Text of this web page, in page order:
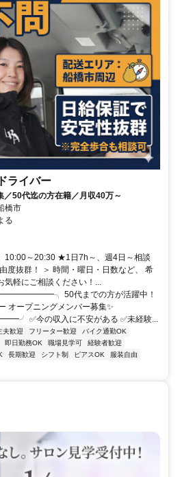
ライバー
50代迄の方在籍／月収40万～
橋市
る
10:00～20:30 ★1日7h～、週4日～相談
度抜群！ ＞ 時間・曜日・日数など、 希
軽にご相談ください！...
50代までの方が活躍中！
オープニングメンバー募集✨
今の収入に不安がある ✅未経験...
夫歓迎 フリーター歓迎
バイク通勤OK
即日勤務OK 職場見学可
経験者歓迎
長期歓迎 シフト制 ピアスOK
服装自由